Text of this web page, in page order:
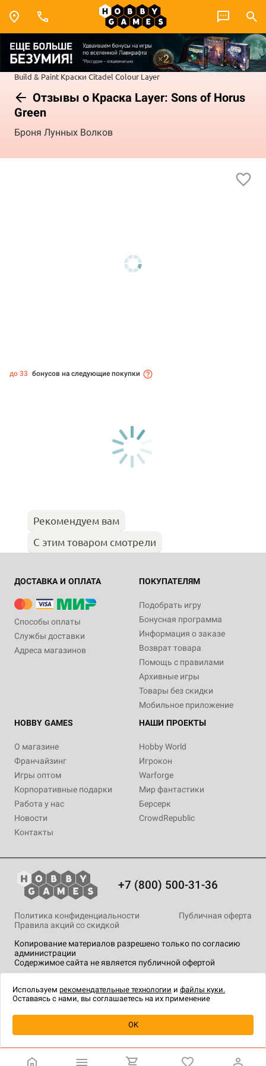
Build & Paint Краски Citadel Colour Layer
Отзывы о Краска Layer: Sons of Horus
Green
Броня Лунных Волков
Уведомить о наличии
до 33 бонусов на следующие покупки
Рекомендуем вам
С этим товаром смотрели
ДОСТАВКА И ОПЛАТА
Способы оплаты
Службы доставки
Адреса магазинов
ПОКУПАТЕЛЯМ
Подобрать игру
Бонусная программа
Информация о заказе
Возврат товара
Помощь с правилами
Архивные игры
Товары без скидки
Мобильное приложение
HOBBY GAMES
О магазине
Франчайзинг
Игры оптом
Корпоративные подарки
Работа у нас
Новости
Контакты
НАШИ ПРОЕКТЫ
Hobby World
Игрокон
Warforge
Мир фантастики
Берсерк
CrowdRepublic
+7 (800) 500-31-36
Копирование материалов разрешено только по согласию
администрации
Содержимое сайта не является публичной офертой
Политика конфиденциальности
Публичная оферта
Правила акций со скидкой
технологии.
Используем рекомендательные технологии и файлы куки.
Оставаясь с нами, вы соглашаетесь на их применение
OK